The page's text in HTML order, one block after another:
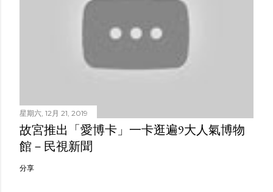
星期六, 12月 21, 2019
故宮推出「愛博卡」一卡逛遍9大人氣博物
館－民視新聞
分享